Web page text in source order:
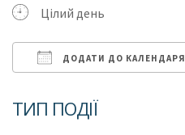
Цілий день
ДОДАТИ ДО КАЛЕНДАРЯ
ТИП ПОДІЇ